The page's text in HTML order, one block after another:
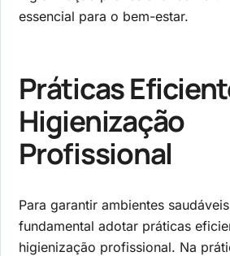
essencial para o bem-estar.
Práticas
Higienização
Profissional
Para garantir ambientes
fundamental adotar práticas
higienização profissional. Na